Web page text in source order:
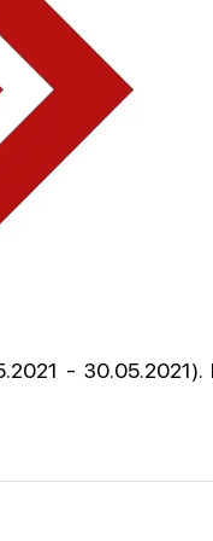
- 30.05.2021).